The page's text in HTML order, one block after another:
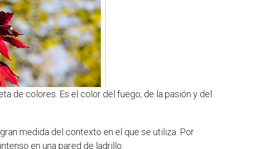
de colores. Es el color del fuego, de la pasión y del
medida del contexto en el que se utiliza. Por
en una pared de ladrillo.